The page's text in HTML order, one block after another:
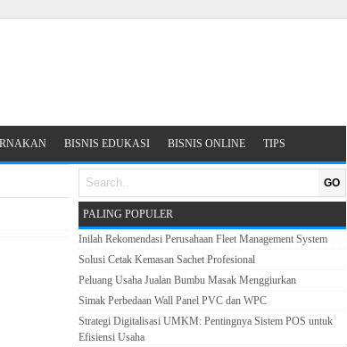
BISNIS EDUKASI BISNIS ONLINE TIPS
GO
PALING POPULER
Inilah Rekomendasi Perusahaan Fleet Management System
Solusi Cetak Kemasan Sachet Profesional
Peluang Usaha Jualan Bumbu Masak Menggiurkan
Simak Perbedaan Wall Panel PVC dan WPC
Strategi Digitalisasi UMKM: Pentingnya Sistem POS untuk
Efisiensi Usaha